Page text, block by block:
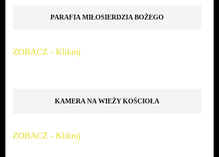
PARAFIA MIŁOSIERDZIA BOŻEGO
ZOBACZ - Kliknij
KAMERA NA WIEŻY KOŚCIOŁA
ZOBACZ - Kliknij